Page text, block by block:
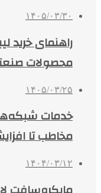
۱۴۰۵/۰۳/۳۰
راهنمای خرید
محصولات
۱۴۰۵/۰۳/۲۵
مخاطب تا
۱۴۰۴/۰۳/۱۲